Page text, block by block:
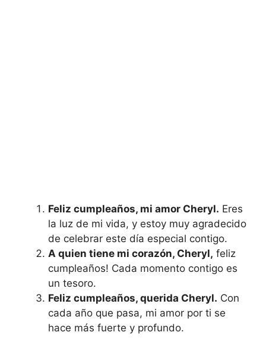
Feliz cumpleaños, mi amor Cheryl. Eres
la luz de mi vida, y estoy muy agradecido
de celebrar este día especial contigo.
A quien tiene mi corazón, Cheryl, feliz
cumpleaños! Cada momento contigo es
un tesoro.
Feliz cumpleaños, querida Cheryl. Con
cada año que pasa, mi amor por ti se
hace más fuerte y profundo.